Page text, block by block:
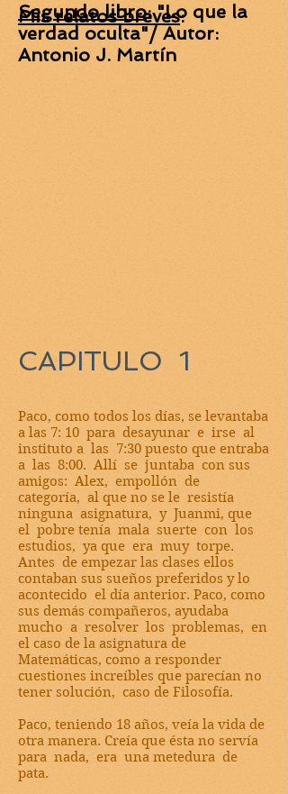
Mis relatos breves:
Segundo libro: "Lo que la
verdad oculta"/ Autor:
Antonio J. Martín
CAPITULO 1
Paco, como todos los días, se levantaba
a las 7: 10 para desayunar e irse al
instituto a las 7:30 puesto que entraba
a las 8:00. Allí se juntaba con sus
amigos: Alex, empollón de
categoría, al que no se le resistía
ninguna asignatura, y Juanmi, que
el pobre tenía mala suerte con los
estudios, ya que era muy torpe.
Antes de empezar las clases ellos
contaban sus sueños preferidos y lo
acontecido el día anterior. Paco, como
sus demás compañeros, ayudaba
mucho a resolver los problemas, en
el caso de la asignatura de
Matemáticas, como a responder
cuestiones increíbles que parecían no
tener solución, caso de Filosofía.
Paco, teniendo 18 años, veía la vida de
otra manera. Creía que ésta no servía
para nada, era una metedura de
pata.